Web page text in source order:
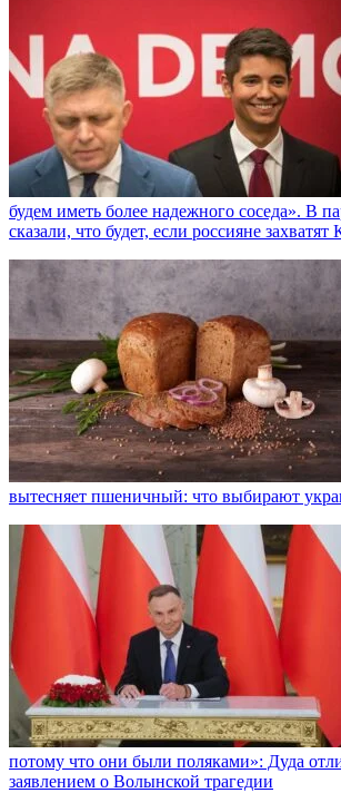
будем иметь более надежного соседа». В
сказали, что будет, если россияне захватят
вытесняет пшеничный: что выбирают
потому что они были поляками»: Дуда
заявлением о Волынской трагедии